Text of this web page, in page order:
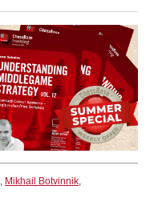
, Mikhail Botvinnik,